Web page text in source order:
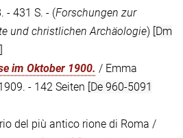
- 431 S. - (Forschungen zur
und christlichen Archäologie) [Dm
im Oktober 1900. / Emma
- 142 Seiten [De 960-5091
del più antico rione di Roma /